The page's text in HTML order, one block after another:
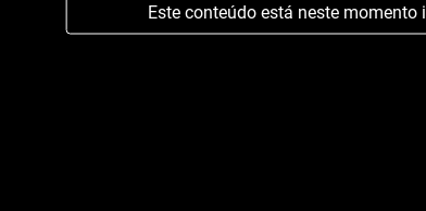
Este conteúdo está neste momento